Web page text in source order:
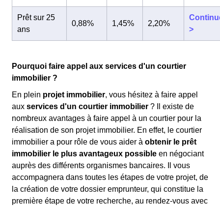
Prêt sur 25
ans
0,88% 1,45% 2,20%
>
Pourquoi faire appel aux services d'un courtier
immobilier ?
En plein projet immobilier, vous hésitez à faire appel
aux services d'un courtier immobilier ? Il existe de
nombreux avantages à faire appel à un courtier pour la
réalisation de son projet immobilier. En effet, le courtier
immobilier a pour rôle de vous aider à obtenir le prêt
immobilier le plus avantageux possible en négociant
auprès des différents organismes bancaires. Il vous
accompagnera dans toutes les étapes de votre projet, de
la création de votre dossier emprunteur, qui constitue la
première étape de votre recherche, au rendez-vous avec